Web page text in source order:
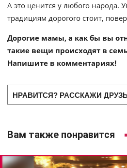
А это ценится у любого народа.
традициям дорогого стоит,
Дорогие мамы, а как бы вы
такие вещи происходят в
Напишите в комментариях!
НРАВИТСЯ? РАССКАЖИ
Вам также понравится